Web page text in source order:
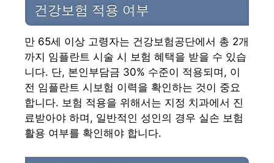
건강보험 적용 여부
만 65세 이상 고령자는 건강보험공단에서 총 2개
까지 임플란트 시술 시 보험 혜택을 받을 수 있습
니다. 단, 본인부담금 30% 수준이 적용되며, 이
전 임플란트 시보험 이력을 확인하는 것이 중요
합니다. 보험 적용을 위해서는 지정 치과에서 진
료받아야 하며, 일반적인 성인의 경우 실손 보험
활용 여부를 확인해야 합니다.